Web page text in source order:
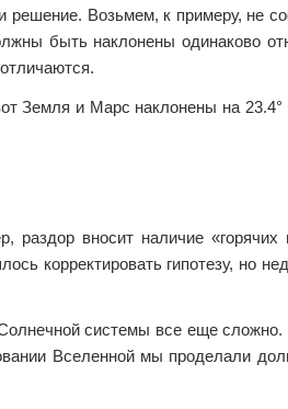
решение. Возьмем, к примеру, не
быть наклонены одинаково
Земля и Марс наклонены на 23.4°
раздор вносит наличие «горячих
корректировать гипотезу, но
системы все еще сложно.
Вселенной мы проделали